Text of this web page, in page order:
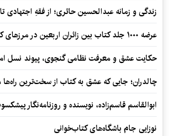
زندگی و زمانه عبدالحسین حائری؛ از فقهِ
عرضه ۱۰۰۰ جلد کتاب بین زائران اربعین در مرزهای کرمانشاه
حکایت عشق و معرفت نظامی گنجوی، پیوند نسل
چالدران؛ جایی که عشق به کتاب از سخت‌ترین
ابوالقاسم قاسم‌زاده، نویسنده و روزنامه‌نگار
نوزایی جام باشگاه‌های کتاب‌خوانی